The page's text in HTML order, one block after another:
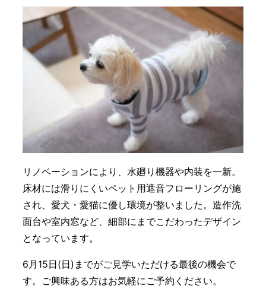
リノベーションにより、水廻り機器や内装を一新。
床材には滑りにくいペット用遮音フローリングが施
され、愛犬・愛猫に優し環境が整いました。造作洗
面台や室内窓など、細部にまでこだわったデザイン
となっています。
6月15日(日)までがご見学いただける最後の機会で
す。ご興味ある方はお気軽にご予約ください。